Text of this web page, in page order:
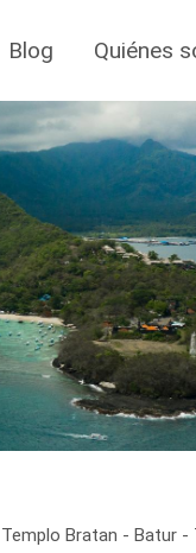
Blog Quiénes
Bratan - Batur